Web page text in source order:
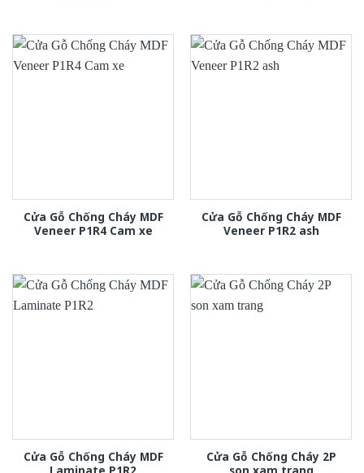
Cửa Gỗ Chống Cháy MDF
Veneer P1R4 Cam xe
Cửa Gỗ Chống Cháy MDF
Veneer P1R2 ash
Cửa Gỗ Chống Cháy MDF
Cửa Gỗ Chống Cháy 2P